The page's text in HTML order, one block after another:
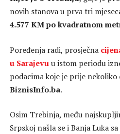
novih stanova u prva tri
4.577 KM po kvadratnom
Poređenja radi, prosječna
u Sarajevuu istom periodu
podacima koje je prije nekoliko
BiznisInfo.ba.
Osim Trebinja, među
Srpskoj našla se i Banja Luka